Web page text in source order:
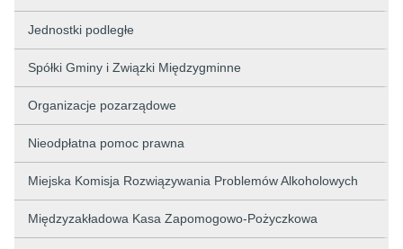
Jednostki podległe
Spółki Gminy i Związki Międzygminne
Organizacje pozarządowe
Nieodpłatna pomoc prawna
Miejska Komisja Rozwiązywania Problemów Alkoholowych
Międzyzakładowa Kasa Zapomogowo-Pożyczkowa